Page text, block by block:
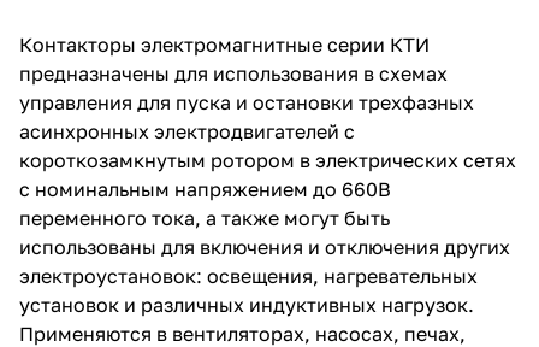
для включения и отключения
освещения, нагревательных
установок и различных
индуктивных нагрузок.
насосах, печах, кран-балках и в
системах автоматического
ввода резерва (АВР).
Контакторы электромагнитные серии КТИ
предназначены для использования в схемах
управления для пуска и остановки трехфазных
асинхронных электродвигателей с
короткозамкнутым ротором в электрических сетях
с номинальным напряжением до 660В
переменного тока, а также могут быть
использованы для включения и отключения других
электроустановок: освещения, нагревательных
установок и различных индуктивных нагрузок.
Применяются в вентиляторах, насосах, печах,